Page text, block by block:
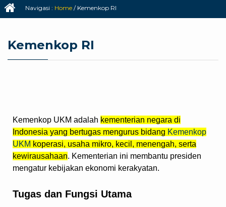
Navigasi : Home / Kemenkop RI
Kemenkop RI
Kemenkop UKM adalah kementerian negara di
Indonesia yang bertugas mengurus bidang Kemenkop
UKM koperasi, usaha mikro, kecil, menengah, serta
kewirausahaan. Kementerian ini membantu presiden
mengatur kebijakan ekonomi kerakyatan.
Tugas dan Fungsi Utama